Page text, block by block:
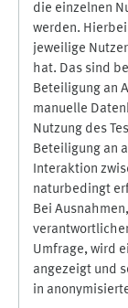
die einzelnen
werden.
jeweilige
hat. Das sind
Beteiligung an
manuelle
Nutzung des
Beteiligung an
Interaktion
naturbedingt
Bei
Umfrage, wird
angezeigt und
in